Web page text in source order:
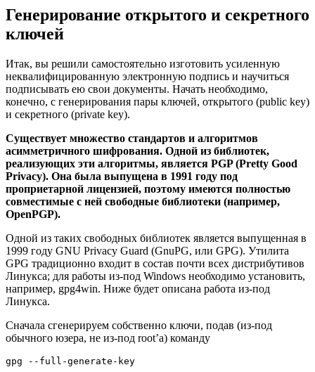
Генерирование открытого и секретного
ключей
Итак, вы решили самостоятельно изготовить усиленную
неквалифицированную электронную подпись и научиться
подписывать ею свои документы. Начать необходимо,
конечно, с генерирования пары ключей, открытого (public key)
и секретного (private key).
Существует множество стандартов и алгоритмов
асимметричного шифрования. Одной из библиотек,
реализующих эти алгоритмы, является PGP (Pretty Good
Privacy). Она была выпущена в 1991 году под
проприетарной лицензией, поэтому имеются полностью
совместимые с ней свободные библиотеки (например,
OpenPGP).
Одной из таких свободных библиотек является выпущенная в
1999 году GNU Privacy Guard (GnuPG, или GPG). Утилита
GPG традиционно входит в состав почти всех дистрибутивов
Линукса; для работы из-под Windows необходимо установить,
например, gpg4win. Ниже будет описана работа из-под
Линукса.
Сначала сгенерируем собственно ключи, подав (из-под
обычного юзера, не из-под root’а) команду
gpg --full-generate-key